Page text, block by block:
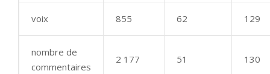
voix 855 62 129
nombre de
commentaires
2 177 51 130